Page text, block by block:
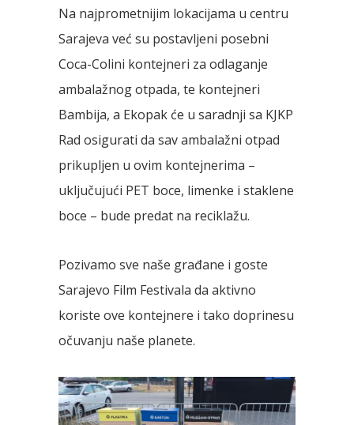
Na najprometnijim lokacijama u centru
Sarajeva već su postavljeni posebni
Coca-Colini kontejneri za odlaganje
ambalažnog otpada, te kontejneri
Bambija, a Ekopak će u saradnji sa KJKP
Rad osigurati da sav ambalažni otpad
prikupljen u ovim kontejnerima –
uključujući PET boce, limenke i staklene
boce – bude predat na reciklažu.
Pozivamo sve naše građane i goste
Sarajevo Film Festivala da aktivno
koriste ove kontejnere i tako doprinesu
očuvanju naše planete.